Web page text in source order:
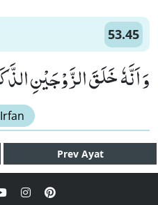
53.45
وَ اَنَّهٗ خَلَقَ الزَّوْجَیْنِ الذَّكَرَ
Prev Ayat